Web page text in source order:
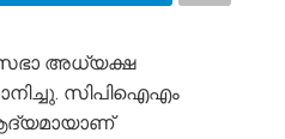
അധ്യക്ഷ
സിപിഐഎം